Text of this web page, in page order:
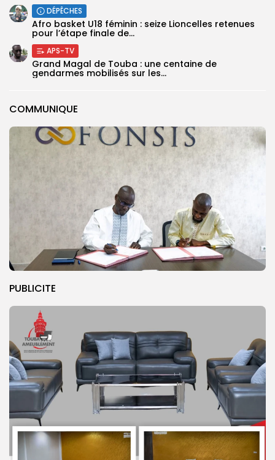
COMMUNIQUE
PUBLICITE
DÉPÊCHES
‎Afro basket U18 féminin : seize Lioncelles retenues
pour l’étape finale de...
APS-TV
Grand Magal de Touba : une centaine de
gendarmes mobilisés sur les...